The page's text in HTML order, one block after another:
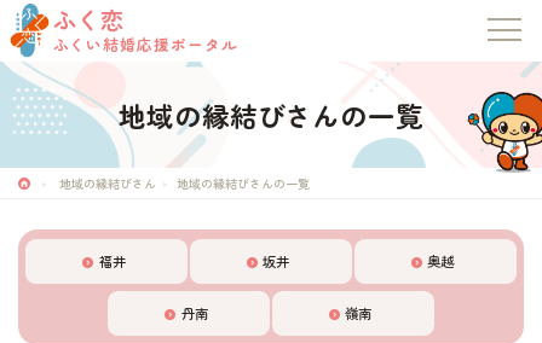
ふく恋
ふくい結婚応援ポータル
地域の縁結びさんの一覧
地域の縁結びさん 地域の縁結びさんの一覧
福井 坂井 奥越
丹南 嶺南